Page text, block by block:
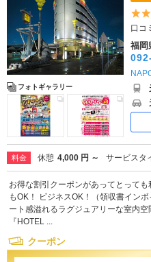
フォトギャラリー
口コ
福岡
料金 休憩 4,000 円 ～ サービスタ
お得な割引クーポンがあってとって
もOK！ ビジネスOK！（領収書イン
ート感溢れるラグジュアリーな室内
『HOTEL ...
クーポン